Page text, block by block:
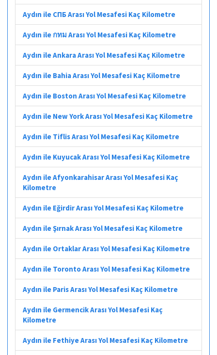
Aydın ile СПБ Arası Yol Mesafesi Kaç Kilometre
Aydın ile กทม Arası Yol Mesafesi Kaç Kilometre
Aydın ile Ankara Arası Yol Mesafesi Kaç Kilometre
Aydın ile Bahia Arası Yol Mesafesi Kaç Kilometre
Aydın ile Boston Arası Yol Mesafesi Kaç Kilometre
Aydın ile New York Arası Yol Mesafesi Kaç Kilometre
Aydın ile Tiflis Arası Yol Mesafesi Kaç Kilometre
Aydın ile Kuyucak Arası Yol Mesafesi Kaç Kilometre
Aydın ile Afyonkarahisar Arası Yol Mesafesi Kaç
Kilometre
Aydın ile Eğirdir Arası Yol Mesafesi Kaç Kilometre
Aydın ile Şırnak Arası Yol Mesafesi Kaç Kilometre
Aydın ile Ortaklar Arası Yol Mesafesi Kaç Kilometre
Aydın ile Toronto Arası Yol Mesafesi Kaç Kilometre
Aydın ile Paris Arası Yol Mesafesi Kaç Kilometre
Aydın ile Germencik Arası Yol Mesafesi Kaç
Kilometre
Aydın ile Fethiye Arası Yol Mesafesi Kaç Kilometre